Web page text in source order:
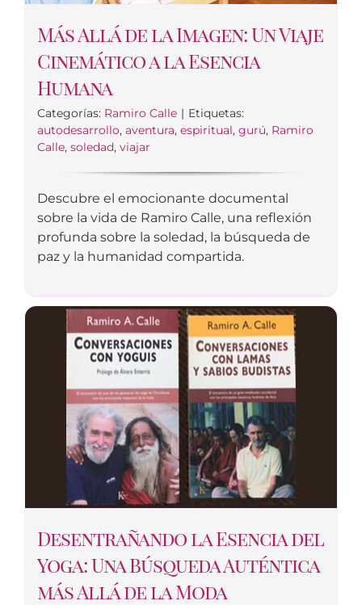
Más Allá de la Imagen: Un Viaje
Cinemático a la Esencia
Humana
Categorías: Ramiro Calle | Etiquetas:
autodesarrollo, aventura, espiritual, gurú, Ramiro
Calle, soledad, viajar
Descubre el emocionante documental
sobre la vida de Ramiro Calle, una reflexión
profunda sobre la soledad, la búsqueda de
paz y la humanidad compartida.
Desentrañando la Esencia del
Yoga: Una Búsqueda Auténtica
más Allá de la Moda